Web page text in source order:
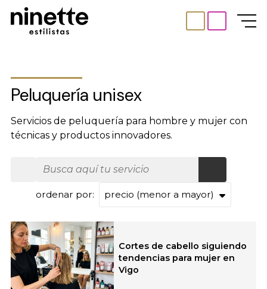
Peluquería unisex
Servicios de peluquería para hombre y mujer con
técnicas y productos innovadores.
ordenar por:
Todos los servicios
Belleza
Cortes de cabello siguiendo
tendencias para mujer en
Vigo